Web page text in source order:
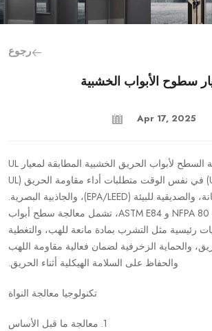
رجوع
سطوح الأبواب الخشبية
Apr 17, 2025
يجب أن تلبي معالجة السطح لأبواب الحريق الخشبية المطابقة لمعيار UL
(مُعتمدة من قبل UL) في نفس الوقت متطلبات أداء مقاومة الحريق (UL
10C/UL 10B)، والمتانة، والصديقية للبيئة (EPA/LEED)، والجاذبية البصرية.
وفقًا للمعايير مثل NFPA 80 و ASTM E84، تشمل معالجة سطح أبواب
رئيسية مثل التشرب بمادة مانعة للهب، والتغطية
والحماية الزخرفية لضمان فعالية مقاومة اللهب
والحفاظ على السلامة الهيكلية أثناء الحريق.
تكنولوجيا معالجة النواة
1. معالجة ما قبل الأساس